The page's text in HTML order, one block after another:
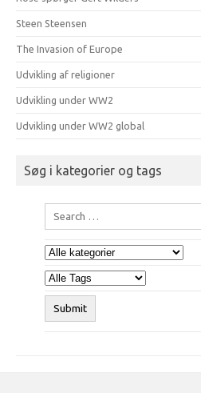
Steen Steensen
The Invasion of Europe
Udvikling af religioner
Udvikling under WW2
Udvikling under WW2 global
Søg i kategorier og tags